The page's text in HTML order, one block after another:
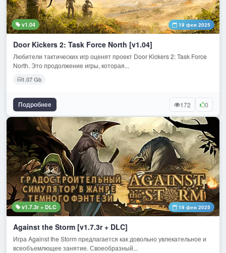
v1.04 19 фев 2025
Door Kickers 2: Task Force North [v1.04]
Любители тактических игр оценят проект Door Kickers 2: Task Force
North. Это продолжение игры, которая...
1.07 Gb
Подробнее 172 0
v1.7.3r + DLC 19 фев 2025
Against the Storm [v1.7.3r + DLC]
Игра Against the Storm предлагается как довольно увлекательное и
всеобъемлющее занятие. Своеобразный...